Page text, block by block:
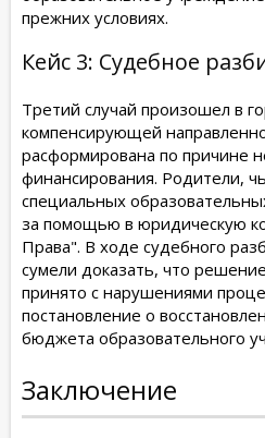
прежних условиях.
Кейс 3: Судебное
Третий случай произошел в
компенсирующей
расформирована по причине
финансирования. Родители,
специальных
за помощью в юридическую
Права". В ходе судебного
сумели доказать, что
принято с нарушениями
постановление о
бюджета образовательного
Заключение